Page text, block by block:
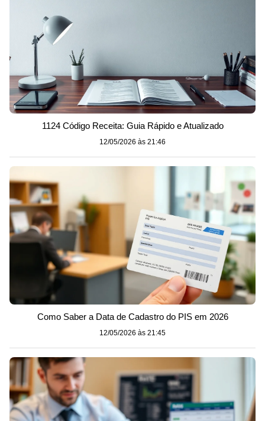
1124 Código Receita: Guia Rápido e Atualizado
12/05/2026 às 21:46
Como Saber a Data de Cadastro do PIS em 2026
12/05/2026 às 21:45